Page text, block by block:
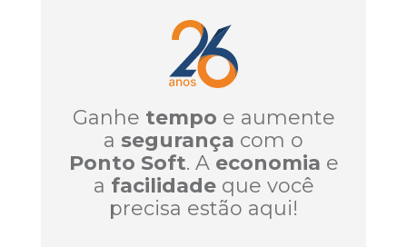
Ganhe tempo e aumente
a segurança com o
Ponto Soft. A economia e
a facilidadeque você
precisa estão aqui!